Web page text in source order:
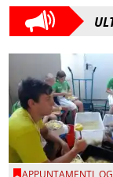
APPUNTAMENTI ,